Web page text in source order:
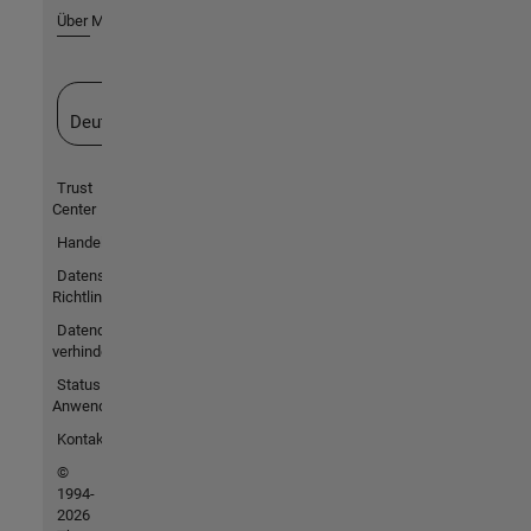
Über MathWorks
Deutschland
Trust
Center
Handelsmarken
Datenschutz-
Richtlinien
Datendiebstahl
verhindern
Status von
Anwendungen
Kontakt
©
1994-
2026